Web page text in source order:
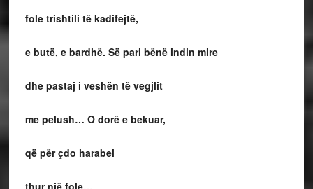
fole trishtili të kadifejtë,
e butë, e bardhë. Së pari bënë indin mire
dhe pastaj i veshën të vegjlit
me pelush… O dorë e bekuar,
që për çdo harabel
thur një fole…